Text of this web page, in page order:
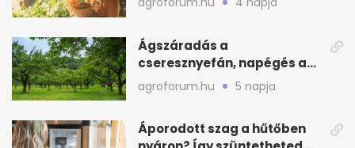
Ágszáradás a
cseresznyefán, napégés a
kajszin: mit tehetsz most?
agroforum.hu 5 napja
Áporodott szag a hűtőben